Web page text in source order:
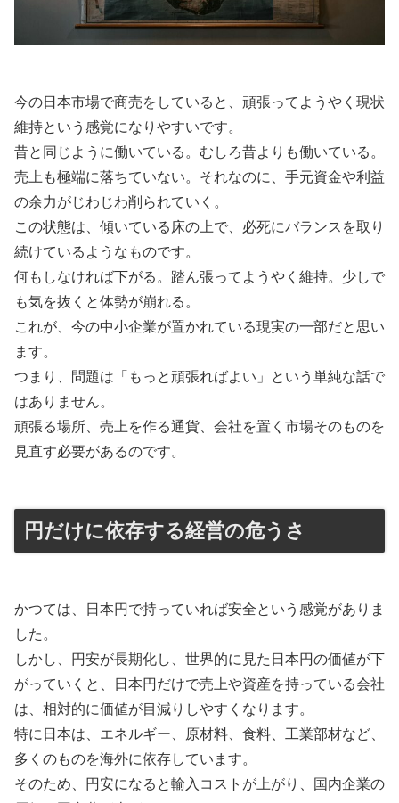
今の日本市場で商売をしていると、頑張ってようやく現状
維持という感覚になりやすいです。
昔と同じように働いている。むしろ昔よりも働いている。
売上も極端に落ちていない。それなのに、手元資金や利益
の余力がじわじわ削られていく。
この状態は、傾いている床の上で、必死にバランスを取り
続けているようなものです。
何もしなければ下がる。踏ん張ってようやく維持。少しで
も気を抜くと体勢が崩れる。
これが、今の中小企業が置かれている現実の一部だと思い
ます。
つまり、問題は「もっと頑張ればよい」という単純な話で
はありません。
頑張る場所、売上を作る通貨、会社を置く市場そのものを
見直す必要があるのです。
円だけに依存する経営の危うさ
かつては、日本円で持っていれば安全という感覚がありま
した。
しかし、円安が長期化し、世界的に見た日本円の価値が下
がっていくと、日本円だけで売上や資産を持っている会社
は、相対的に価値が目減りしやすくなります。
特に日本は、エネルギー、原材料、食料、工業部材など、
多くのものを海外に依存しています。
そのため、円安になると輸入コストが上がり、国内企業の